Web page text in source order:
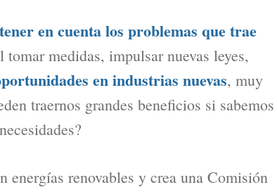
en cuenta los problemas que trae
medidas, impulsar nuevas leyes,
en industrias nuevas, muy
traernos grandes beneficios si sabemos
energías renovables y crea una Comisión